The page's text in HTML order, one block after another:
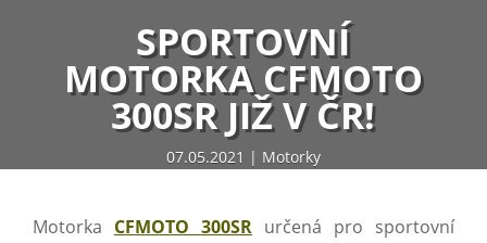
SPORTOVNÍ
MOTORKA CFMOTO
300SR JIŽ V ČR!
07.05.2021 Motorky
Motorka CFMOTO 300SR určená pro sportovní